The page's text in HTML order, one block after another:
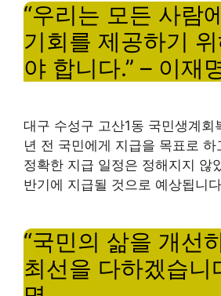
“우리는 모든 사람
기회를 제공하기
야 합니다.” – 이재
대구 수성구 고산1동 국민생계
년 전 국민에게 지급을 목표로 하
정확한 지급 일정은 정해지지 않
반기에 지급될 것으로 예상됩니
“국민의 삶을 개선
최선을 다하겠습니